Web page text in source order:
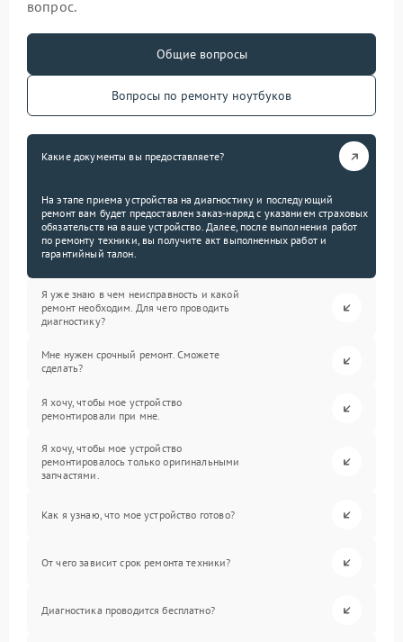
вопрос.
Общие вопросы
Вопросы по ремонту ноутбуков
Какие документы вы предоставляете?
На этапе приема устройства на диагностику и последующий
ремонт вам будет предоставлен заказ-наряд с указанием страховых
обязательств на ваше устройство. Далее, после выполнения работ
по ремонту техники, вы получите акт выполненных работ и
гарантийный талон.
Я уже знаю в чем неисправность и какой
ремонт необходим. Для чего проводить
диагностику?
Мне нужен срочный ремонт. Сможете
сделать?
Я хочу, чтобы мое устройство
ремонтировали при мне.
Я хочу, чтобы мое устройство
ремонтировалось только оригинальными
запчастями.
Как я узнаю, что мое устройство готово?
От чего зависит срок ремонта техники?
Диагностика проводится бесплатно?